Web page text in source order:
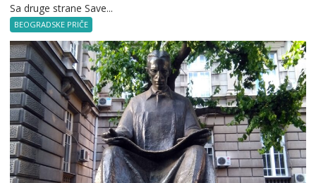
Sa druge strane Save...
BEOGRADSKE PRIČE